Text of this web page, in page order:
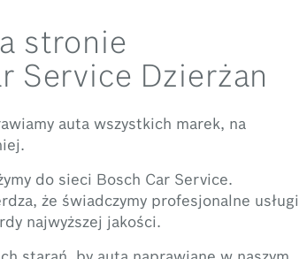
stronie
Service Dzierżan
auta wszystkich marek, na
do sieci Bosch Car Service.
że świadczymy profesjonalne usługi
najwyższej jakości.